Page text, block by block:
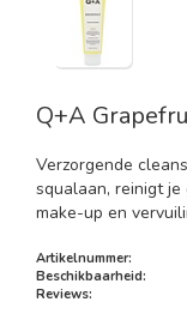
Q+A
Verzorgende
squalaan, reinigt
make-up en
Artikelnummer:
Beschikbaarheid:
Reviews: